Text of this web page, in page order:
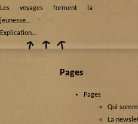
Les voyages forment la
jeunesse…
Explication…
Pages
Pages
Qui
La